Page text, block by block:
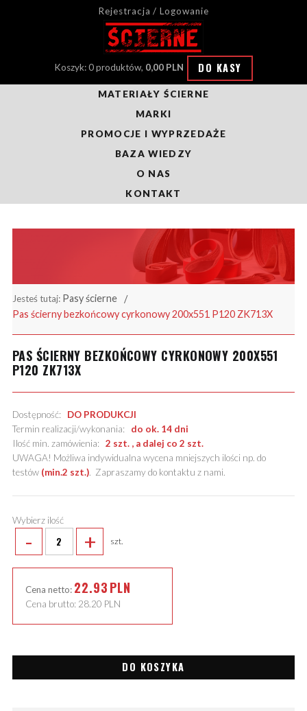
Rejestracja / Logowanie
Koszyk: 0 produktów, 0,00 PLN DO KASY
MATERIAŁY ŚCIERNE
MARKI
PROMOCJE I WYPRZEDAŻE
BAZA WIEDZY
O NAS
KONTAKT
Jesteś tutaj: Pasy ścierne
Pas ścierny bezkońcowy cyrkonowy 200x551 P120 ZK713X
PAS ŚCIERNY BEZKOŃCOWY CYRKONOWY 200X551
P120 ZK713X
Dostępność: DO PRODUKCJI
Termin realizacji/wykonania: do ok. 14 dni
Ilość min. zamówienia: 2 szt. , a dalej co 2 szt.
UWAGA! Możliwa indywidualna wycena mniejszych ilości np. do
testów (min.2 szt.). Zapraszamy do kontaktu z nami.
Wybierz ilość
- + szt.
Cena netto: 22.93PLN
Cena brutto: 28.20 PLN
DO KOSZYKA